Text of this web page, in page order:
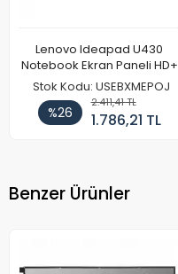
Lenovo Ideapad U430
Notebook Ekran Paneli HD+
Stok Kodu: USEBXMEPOJ
%26
2.411,41 TL
1.786,21 TL
Benzer Ürünler